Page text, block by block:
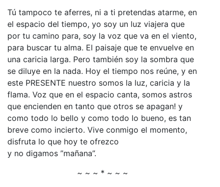
Tú tampoco te aferres, ni a ti pretendas atarme, en
el espacio del tiempo, yo soy un luz viajera que
por tu camino para, soy la voz que va en el viento,
para buscar tu alma. El paisaje que te envuelve en
una caricia larga. Pero también soy la sombra que
se diluye en la nada. Hoy el tiempo nos reúne, y en
este PRESENTE nuestro somos la luz, caricia y la
flama. Voz que en el espacio canta, somos astros
que encienden en tanto que otros se apagan! y
como todo lo bello y como todo lo bueno, es tan
breve como incierto. Vive conmigo el momento,
disfruta lo que hoy te ofrezco
y no digamos ”mañana”.
~ ~ ~ * ~ ~ ~